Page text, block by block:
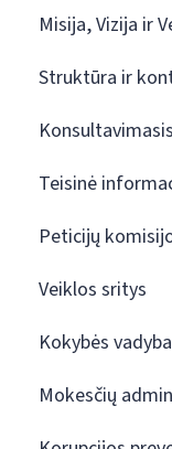
Misija, Vizija ir
Struktūra ir
Teisinė
Peticijų
Veiklos sritys
Kokybės vadyba
Mokesčių